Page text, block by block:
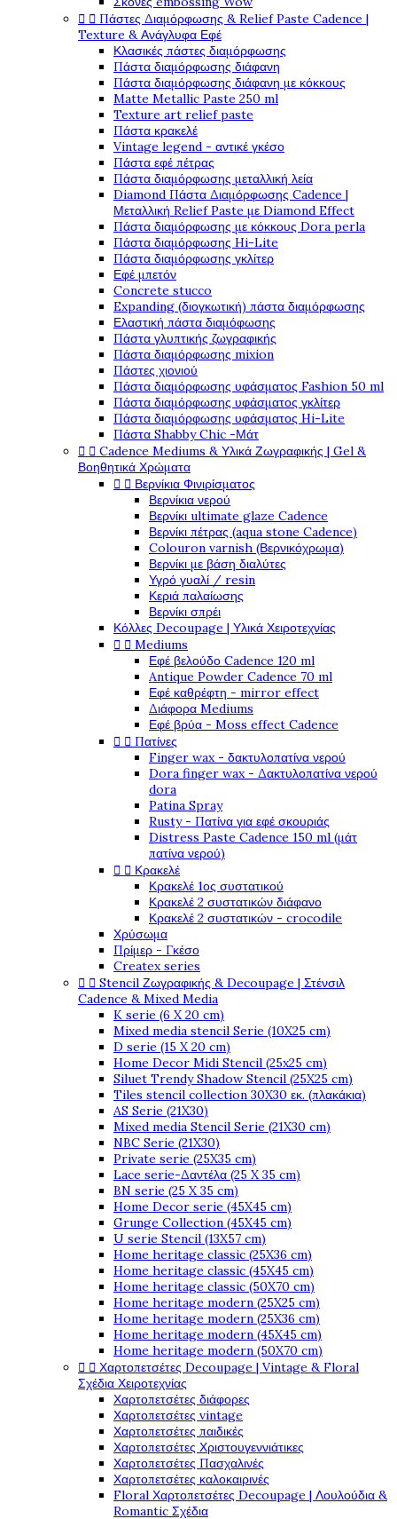
  Πάστες Διαμόρφωσης & Relief Paste Cadence |
Texture & Ανάγλυφα Εφέ
Κλασικές πάστες διαμόρφωσης
Πάστα διαμόρφωσης διάφανη
Πάστα διαμόρφωσης διάφανη με κόκκους
Matte Metallic Paste 250 ml
Texture art relief paste
Πάστα κρακελέ
Vintage legend - αντικέ γκέσο
Πάστα εφέ πέτρας
Πάστα διαμόρφωσης μεταλλική λεία
Diamond Πάστα Διαμόρφωσης Cadence |
Μεταλλική Relief Paste με Diamond Effect
Πάστα διαμόρφωσης με κόκκους Dora perla
Πάστα διαμόρφωσης Hi-Lite
Πάστα διαμόρφωσης γκλίτερ
Εφέ μπετόν
Concrete stucco
Expanding (διογκωτική) πάστα διαμόρφωσης
Ελαστική πάστα διαμόφωσης
Πάστα γλυπτικής ζωγραφικής
Πάστα διαμόρφωσης mixion
Πάστες χιονιού
Πάστα διαμόρφωσης υφάσματος Fashion 50 ml
Πάστα διαμόρφωσης υφάσματος γκλίτερ
Πάστα διαμόρφωσης υφάσματος Hi-Lite
Πάστα Shabby Chic -Μάτ
  Cadence Mediums & Υλικά Ζωγραφικής | Gel &
Βοηθητικά Χρώματα
  Βερνίκια Φινιρίσματος
Βερνίκια νερού
Βερνίκι ultimate glaze Cadence
Βερνίκι πέτρας (aqua stone Cadence)
Colouron varnish (Βερνικόχρωμα)
Βερνίκι με βάση διαλύτες
Υγρό γυαλί / resin
Κεριά παλαίωσης
Βερνίκι σπρέι
Κόλλες Decoupage | Υλικά Χειροτεχνίας
  Mediums
Εφέ βελούδο Cadence 120 ml
Antique Powder Cadence 70 ml
Εφέ καθρέφτη - mirror effect
Διάφορα Mediums
Εφέ βρύα - Moss effect Cadence
  Πατίνες
Finger wax - δακτυλοπατίνα νερού
Dora finger wax - Δακτυλοπατίνα νερού
dora
Patina Spray
Rusty - Πατίνα για εφέ σκουριάς
Distress Paste Cadence 150 ml (μάτ
πατίνα νερού)
  Κρακελέ
Κρακελέ 1ος συστατικού
Κρακελέ 2 συστατικών διάφανο
Κρακελέ 2 συστατικών - crocodile
Χρύσωμα
Πρίμερ - Γκέσο
Createx series
  Stencil Ζωγραφικής & Decoupage | Στένσιλ
Cadence & Mixed Media
K serie (6 X 20 cm)
Mixed media stencil Serie (10X25 cm)
D serie (15 X 20 cm)
Home Decor Midi Stencil (25x25 cm)
Siluet Trendy Shadow Stencil (25X25 cm)
Tiles stencil collection 30X30 εκ. (πλακάκια)
AS Serie (21X30)
Mixed media Stencil Serie (21X30 cm)
NBC Serie (21X30)
Private serie (25X35 cm)
Lace serie-Δαντέλα (25 X 35 cm)
BN serie (25 X 35 cm)
Home Decor serie (45X45 cm)
Grunge Collection (45X45 cm)
U serie Stencil (13X57 cm)
Home heritage classic (25X36 cm)
Home heritage classic (45X45 cm)
Home heritage classic (50X70 cm)
Home heritage modern (25X25 cm)
Home heritage modern (25X36 cm)
Home heritage modern (45X45 cm)
Home heritage modern (50X70 cm)
  Χαρτοπετσέτες Decoupage | Vintage & Floral
Σχέδια Χειροτεχνίας
Χαρτοπετσέτες διάφορες
Χαρτοπετσέτες vintage
Χαρτοπετσέτες παιδικές
Χαρτοπετσέτες Χριστουγεννιάτικες
Χαρτοπετσέτες Πασχαλινές
Χαρτοπετσέτες καλοκαιρινές
Floral Χαρτοπετσέτες Decoupage | Λουλούδια &
Romantic Σχέδια